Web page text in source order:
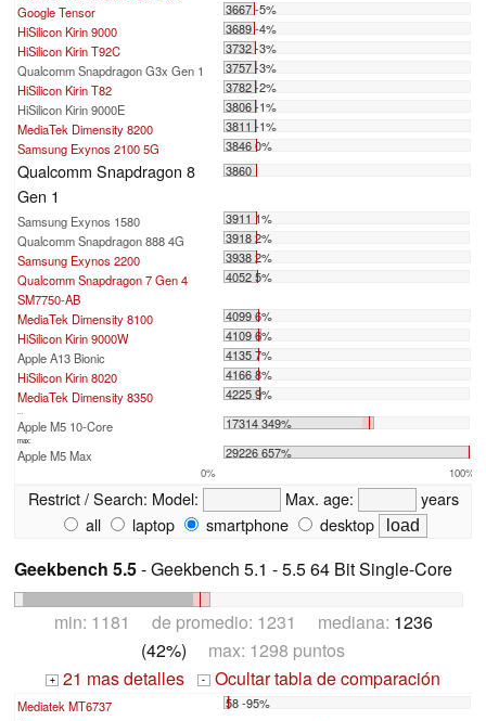
Google Tensor
3667 -5%
HiSilicon Kirin 9000
3689 -4%
HiSilicon Kirin T92C
3732 -3%
Qualcomm Snapdragon G3x Gen 1
3757 -3%
HiSilicon Kirin T82
3782 -2%
HiSilicon Kirin 9000E
3806 -1%
MediaTek Dimensity 8200
3811 -1%
Samsung Exynos 2100 5G
3846 0%
Qualcomm Snapdragon 8
Gen 1
3860
Samsung Exynos 1580
3911 1%
Qualcomm Snapdragon 888 4G
3918 2%
Samsung Exynos 2200
3938 2%
Qualcomm Snapdragon 7 Gen 4
SM7750-AB
4052 5%
MediaTek Dimensity 8100
4099 6%
HiSilicon Kirin 9000W
4109 6%
Apple A13 Bionic
4135 7%
HiSilicon Kirin 8020
4166 8%
MediaTek Dimensity 8350
4225 9%
...
Apple M5 10-Core 17314 349%
max:
Apple M5 Max 29226 657%
0% 100%
Restrict / Search: Model: Max. age:
years
all
laptop smartphone desktop
Geekbench 5.5- Geekbench 5.1 - 5.5 64 Bit Single-Core
min: 1181 de promedio: 1231 mediana: 1236
(42%) max: 1298 puntos
+ 21 mas detalles - Ocultar tabla de comparación
Mediatek MT6737 58 -95%